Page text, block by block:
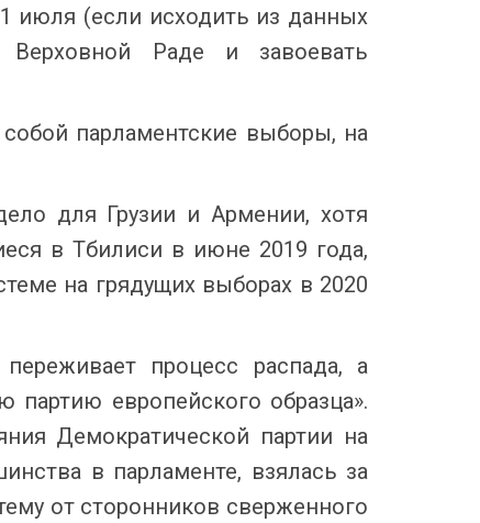
июля (если исходить из данных
Раде и завоевать
парламентские выборы, на
для Грузии и Армении, хотя
в Тбилиси в июне 2019 года,
на грядущих выборах в 2020
процесс распада, а
партию европейского образца».
Демократической партии на
в парламенте, взялась за
от сторонников сверженного